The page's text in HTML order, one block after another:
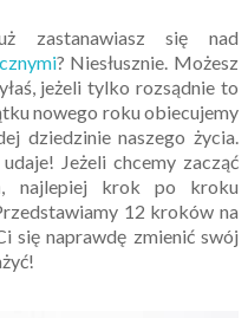
się nad
? Niesłusznie. Możesz
jeżeli tylko rozsądnie to
nowego roku obiecujemy
dziedzinie naszego życia.
Jeżeli chcemy zacząć
, najlepiej krok po kroku
12 kroków na
się naprawdę zmienić swój